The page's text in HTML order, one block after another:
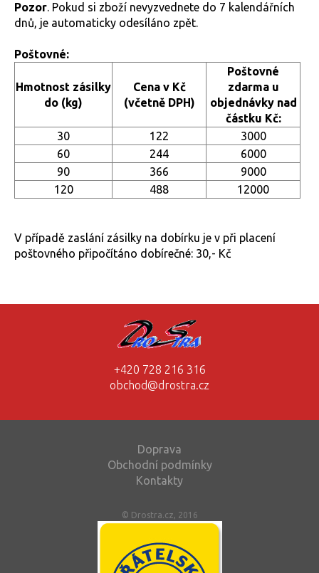
Pozor. Pokud si zboží nevyzvednete do 7 kalendářních
dnů, je automaticky odesíláno zpět.
Poštovné:
Hmotnost zásilky
do (kg)
Cena v Kč
(včetně DPH)
Poštovné
zdarma u
objednávky nad
částku Kč:
30
122
3000
60
244
6000
90
366
9000
120
488 12000
V případě zaslání zásilky na dobírku je v při placení
poštovného připočítáno dobírečné: 30,- Kč
+420 728 216 316
obchod@drostra.cz
Doprava
Obchodní podmínky
Kontakty
© Drostra.cz, 2016